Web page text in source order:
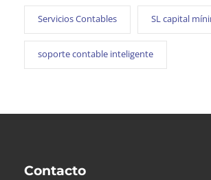
Servicios Contables SL capital
soporte contable inteligente
Contacto